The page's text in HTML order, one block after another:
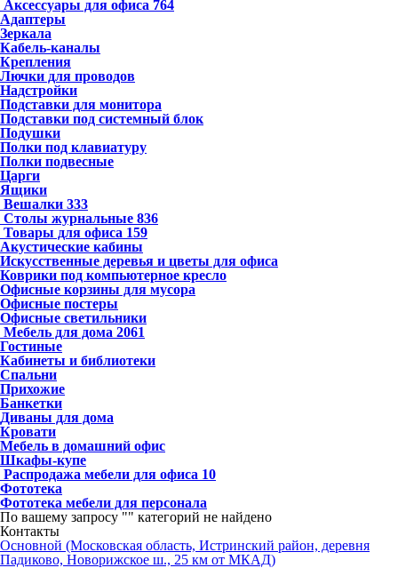
Аксессуары для офиса 764
Адаптеры
Зеркала
Кабель-каналы
Крепления
Лючки для проводов
Надстройки
Подставки для монитора
Подставки под системный блок
Подушки
Полки под клавиатуру
Полки подвесные
Царги
Ящики
Вешалки 333
Столы журнальные 836
Товары для офиса 159
Акустические кабины
Искусственные деревья и цветы для офиса
Коврики под компьютерное кресло
Офисные корзины для мусора
Офисные постеры
Офисные светильники
Мебель для дома 2061
Гостиные
Кабинеты и библиотеки
Спальни
Прихожие
Банкетки
Диваны для дома
Кровати
Мебель в домашний офис
Шкафы-купе
Распродажа мебели для офиса 10
Фототека
Фототека мебели для персонала
По вашему запросу "" категорий не найдено
Контакты
Основной (Московская область, Истринский район, деревня
Падиково, Новорижское ш., 25 км от МКАД)